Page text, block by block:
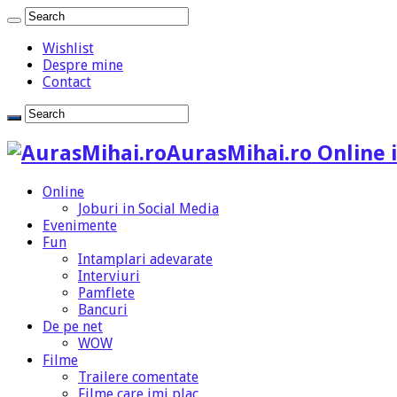
Wishlist
Despre mine
Contact
AurasMihai.ro Online
Online
Joburi in Social Media
Evenimente
Fun
Intamplari adevarate
Interviuri
Pamflete
Bancuri
De pe net
WOW
Filme
Trailere comentate